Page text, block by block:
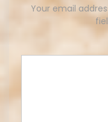
Your email